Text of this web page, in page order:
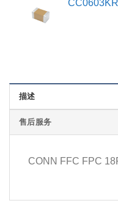
描述
售后服务
CONN FFC FPC